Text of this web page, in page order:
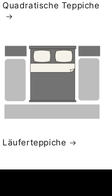
Quadratische Teppiche
Läuferteppiche